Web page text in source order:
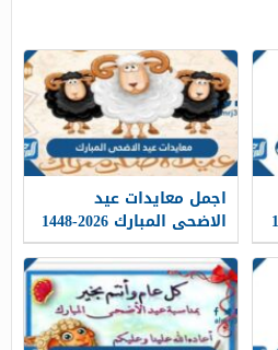
اجمل معايدات عيد
الاضحى المبارك 2026-1448